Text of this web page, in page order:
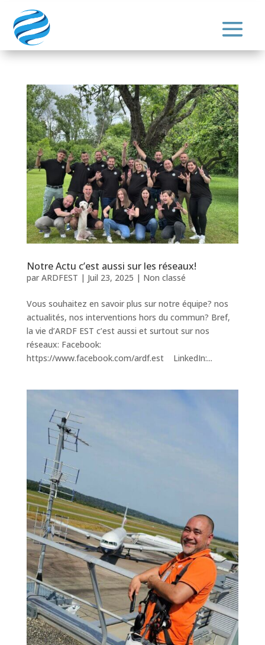
Notre Actu c’est aussi sur les réseaux!
par ARDFEST | Juil 23, 2025 | Non classé
Vous souhaitez en savoir plus sur notre équipe? nos
actualités, nos interventions hors du commun? Bref,
la vie d’ARDF EST c’est aussi et surtout sur nos
réseaux: Facebook:
https://www.facebook.com/ardf.est LinkedIn:...